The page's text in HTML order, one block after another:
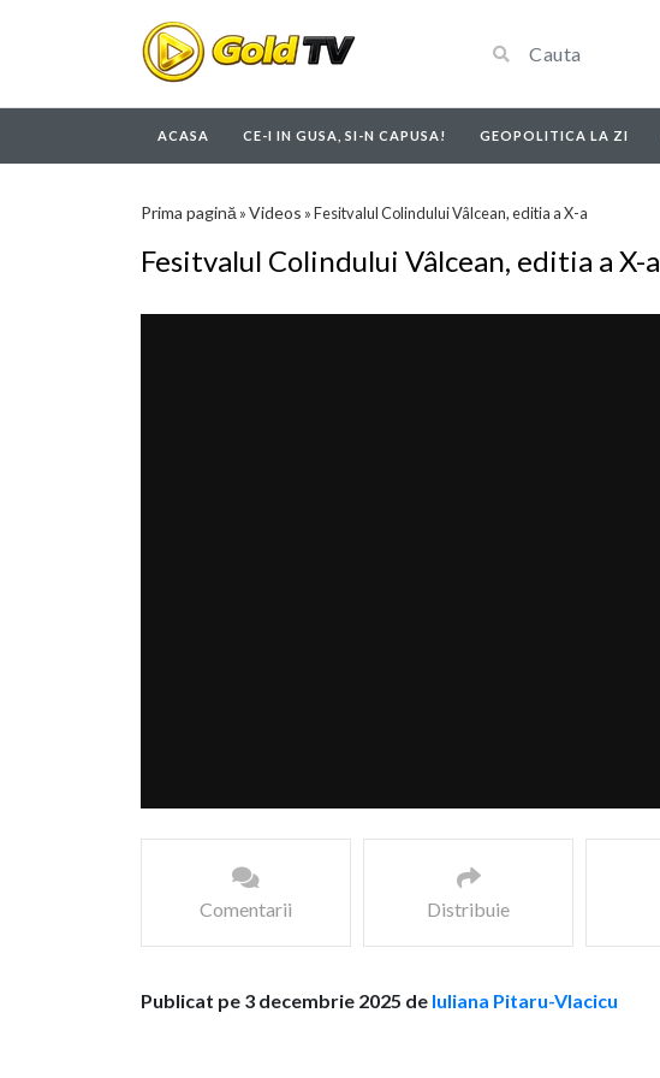
ACASA CE-I IN GUSA, SI-N CAPUSA! GEOPOLITICA LA ZI
Prima pagină »Videos »Fesitvalul Colindului Vâlcean, editia a X-a
Fesitvalul Colindului Vâlcean, editia a X-a
Comentarii Distribuie
Publicat pe 3 decembrie 2025 de Iuliana Pitaru-Vlacicu